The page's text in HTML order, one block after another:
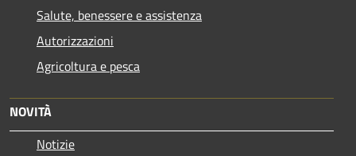
Salute, benessere e assistenza
Autorizzazioni
Agricoltura e pesca
NOVITÀ
Notizie